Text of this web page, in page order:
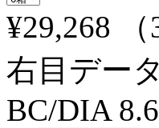
¥29,268
右目デー
BC/DIA